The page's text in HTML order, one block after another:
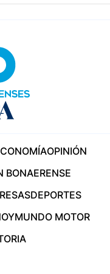
OPINIÓN
BONAERENSE
DEPORTES
MUNDO MOTOR